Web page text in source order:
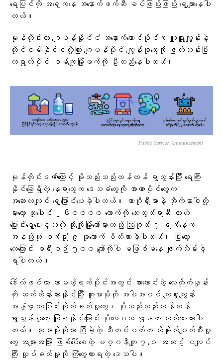
ရေပြင်ကို အရှေ့ကနေ အနောက်ဖက်ဆီ ခပ်ဖြည်းဖြည်း ရွေ့လျားနေပါ
တယ်။
မုန်တိုင်းဟာ ဂျပန်နိုင်ငံ အနောက်တောင်ပိုင်းက ကျူရှူးကျွန်းနဲ့
ထိုင်ဝမ်နိုင်ငံတို့ကြား ဂျပန်ပိုင် ကျွန်းစုတွေကို ဖြတ်သန်းပြီး
တရုတ်ပိုင် ဝမ်ကျူးမြို့ဖက်ကို ဦးတည်နေပါတယ်။
Public Service Announcement
မုန်တိုင်းဒဏ်ကြောင့် မိုးသည်းသည်းထန်ထန် ရွာသွန်းပြီး ရေကြီး
နိုင်ခြေရှိတဲ့ နေရာတွေက ဒေသခံတွေကို အာဏာပိုင်တွေက
အဆောတလျင် ရွှေ့ပြောင်းပေးခဲ့ပါတယ်။ ကာဂိုရှီးမားနဲ့ အိုကီနာဝါတို့
မှာတော့ လူပေါင်း ၂၆၀၀၀၀ လောက်ကို ဘေးလွတ်ရာဆီ ယာယီ
ပြောင်းရွှေ့ပေးခဲ့သလို တိုကျိုမြို့တော်မှာလည်း ဩဂုတ် ၇ ရက်နေ့က
အနည်းဆုံး စက်ရုံ ၉ ခုလောက် ပိတ်ထားခဲ့ပါတယ်။ ပြီးတော့
လေကြောင်း ခရီးစဉ် ၅၀၀ ကျော်ကိုပါ မဖြစ်မနေ ဖျက်သိမ်းခဲ့
ရပါတယ်။
ဒေါ်လ်ဖင်ဟာ လာမယ့်ရက်ပိုင်းအတွင်း အားကောင်းတဲ့ လေတိုက်နှုန်း
ကို ဆက်ထိန်းထားနိုင်ပြီး ကူမာမိုတို အပါအဝင် ကျူရှူးကျွန်း
အနှံ့မှာ လေပြင်းတိုက်ခတ်မှုတွေ၊ မိုးသည်းသည်းထန်ထန်
ရွာသွန်းမှုတွေ ကြုံရနိုင်ကြောင်း မိုးလေဝသ ဌာနက သတိပေးထားပါ
တယ်။ ကူမာမိုတိုဟာ ပြီးခဲ့တဲ့ သီတင်းပတ်က ထိခိုက်ပျက်စီးမှု
တွေ အများအပြား ဖြစ်ပေါ်စေတဲ့ မဂ္ဂနီကျု ၇.၁ အဆင့် ငလျင်
ကြီး လှုပ်ခတ်မှုကို ကြုံတွေ့ထားရတဲ့ ဒေသပါ။